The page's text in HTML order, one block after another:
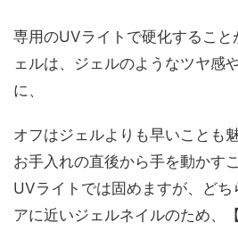
専用のUVライトで硬化するこ
ェルは、ジェルのようなツヤ感
に、
オフはジェルよりも早いことも
お手入れの直後から手を動かす
UVライトでは固めますが、どち
アに近いジェルネイルのため、